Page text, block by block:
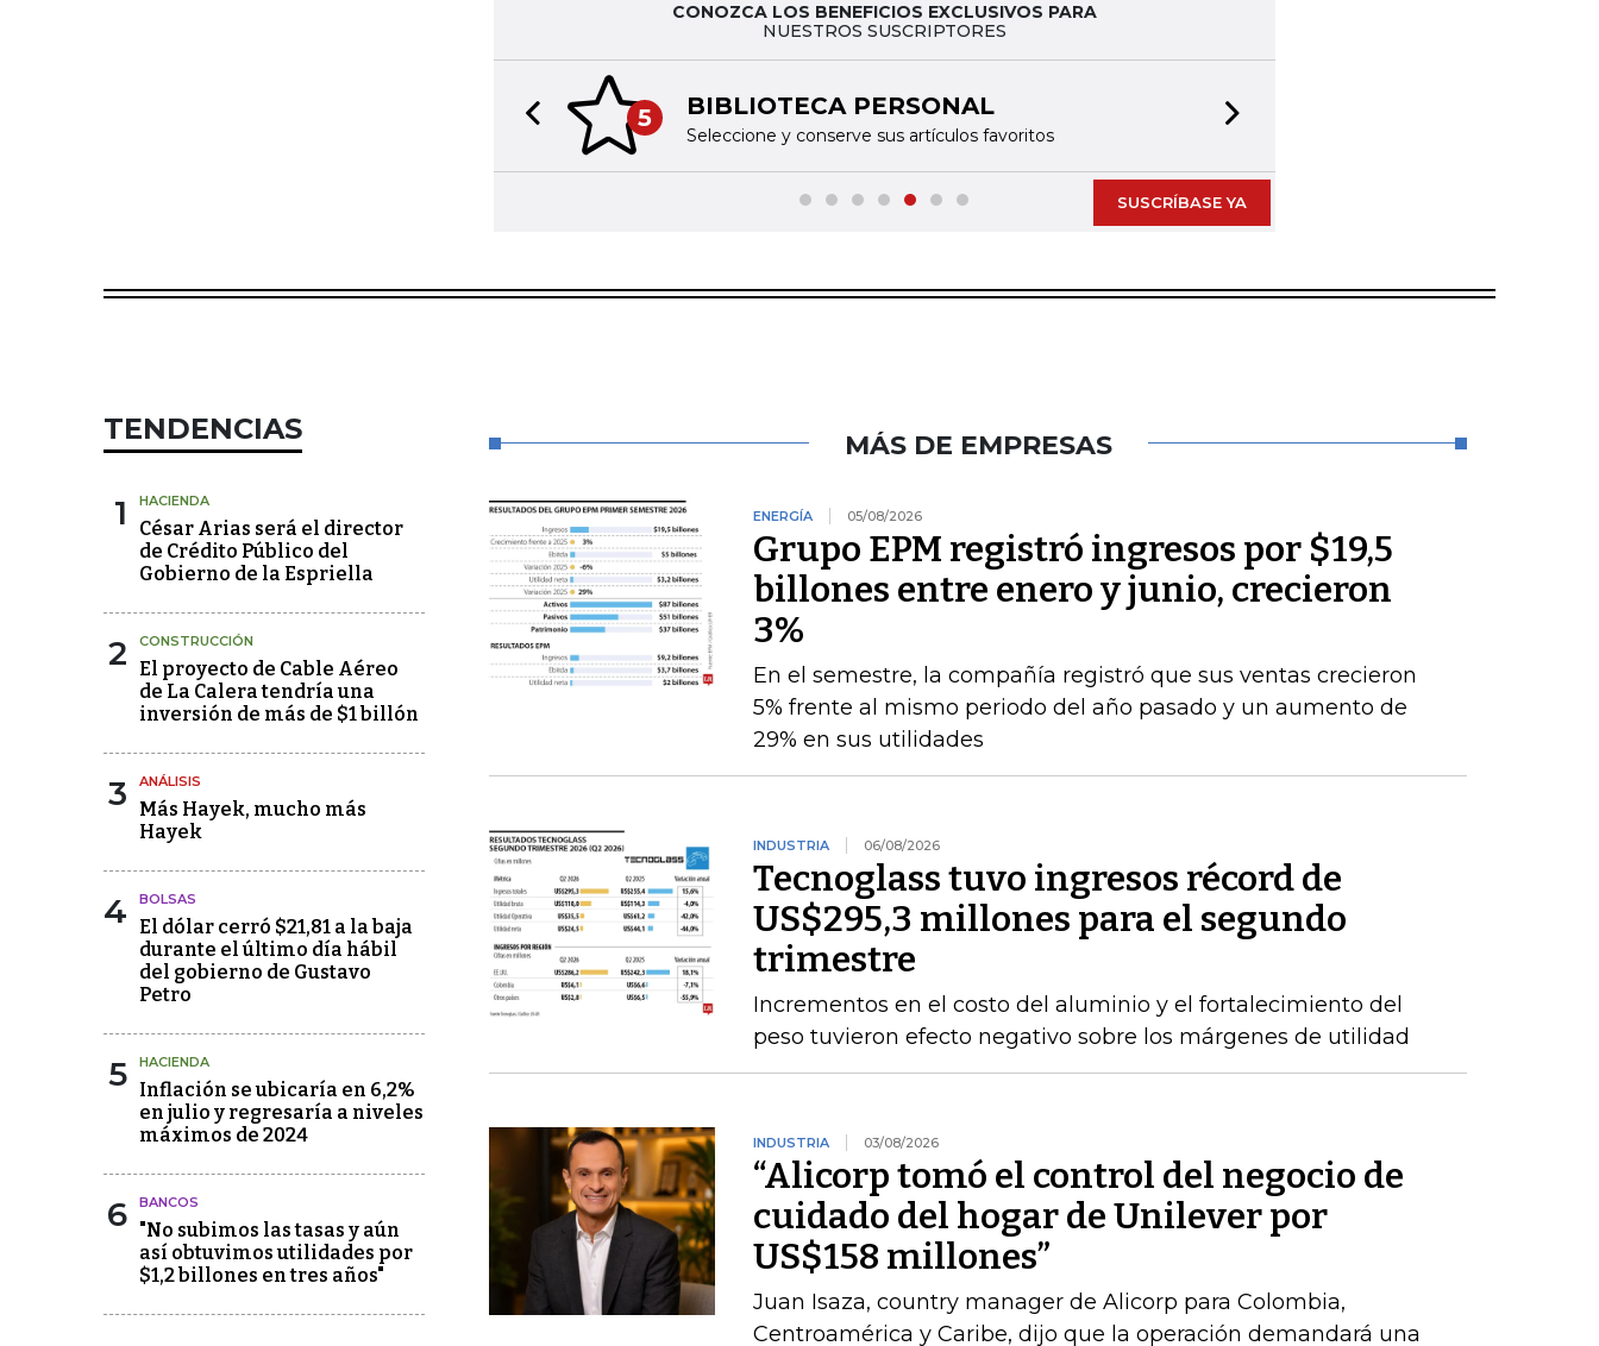
CONOZCA LOS BENEFICIOS EXCLUSIVOS PARA
NUESTROS SUSCRIPTORES
5 BIBLIOTECA PERSONAL
Seleccione y conserve sus artículos favoritos
Previous slide
SUSCRÍBASE YA
TENDENCIAS
1 HACIENDA
César Arias será el director
de Crédito Público del
Gobierno de la Espriella
2 CONSTRUCCIÓN
El proyecto de Cable Aéreo
de La Calera tendría una
inversión de más de $1 billón
3 ANÁLISIS
Más Hayek, mucho más
Hayek
4 BOLSAS
El dólar cerró $21,81 a la baja
durante el último día hábil
del gobierno de Gustavo
Petro
5 HACIENDA
Inflación se ubicaría en 6,2%
en julio y regresaría a niveles
máximos de 2024
6 BANCOS
"No subimos las tasas y aún
así obtuvimos utilidades por
$1,2 billones en tres años"
MÁS DE EMPRESAS
ENERGÍA 05/08/2026
Grupo EPM registró ingresos por $19,5
billones entre enero y junio, crecieron
3%
En el semestre, la compañía registró que sus ventas crecieron
5% frente al mismo periodo del año pasado y un aumento de
29% en sus utilidades
INDUSTRIA 06/08/2026
Tecnoglass tuvo ingresos récord de
US$295,3 millones para el segundo
trimestre
Incrementos en el costo del aluminio y el fortalecimiento del
peso tuvieron efecto negativo sobre los márgenes de utilidad
INDUSTRIA 03/08/2026
“Alicorp tomó el control del negocio de
cuidado del hogar de Unilever por
US$158 millones”
Juan Isaza, country manager de Alicorp para Colombia,
Centroamérica y Caribe, dijo que la operación demandará una